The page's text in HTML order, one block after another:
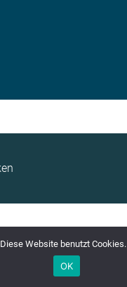
Diese Website benutzt Cookies.
OK